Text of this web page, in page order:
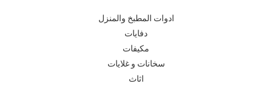
ادوات المطبخ والمنزل
دفايات
مكيفات
سخانات و غلايات
اثاث